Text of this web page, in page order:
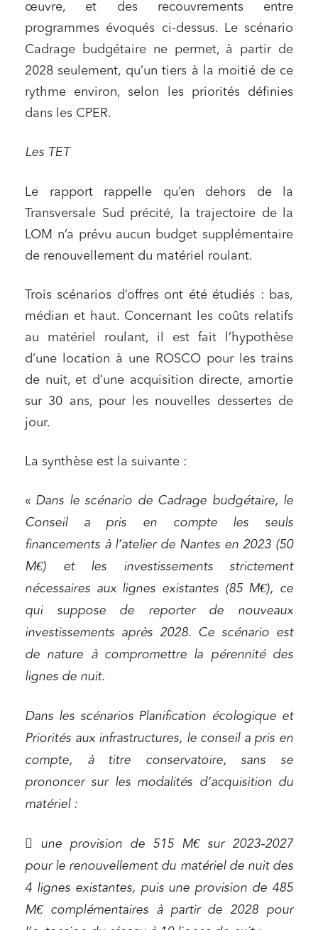
œuvre, et des recouvrements entre
programmes évoqués ci-dessus. Le scénario
Cadrage budgétaire ne permet, à partir de
2028 seulement, qu’un tiers à la moitié de ce
rythme environ, selon les priorités définies
dans les CPER.
Les TET
Le rapport rappelle qu’en dehors de la
Transversale Sud précité, la trajectoire de la
LOM n’a prévu aucun budget supplémentaire
de renouvellement du matériel roulant.
Trois scénarios d’offres ont été étudiés : bas,
médian et haut. Concernant les coûts relatifs
au matériel roulant, il est fait l’hypothèse
d’une location à une ROSCO pour les trains
de nuit, et d’une acquisition directe, amortie
sur 30 ans, pour les nouvelles dessertes de
jour.
La synthèse est la suivante :
« Dans le scénario de Cadrage budgétaire, le
Conseil a pris en compte les seuls
financements à l’atelier de Nantes en 2023 (50
M€) et les investissements strictement
nécessaires aux lignes existantes (85 M€), ce
qui suppose de reporter de nouveaux
investissements après 2028. Ce scénario est
de nature à compromettre la pérennité des
lignes de nuit.
Dans les scénarios Planification écologique et
Priorités aux infrastructures, le conseil a pris en
compte, à titre conservatoire, sans se
prononcer sur les modalités d’acquisition du
matériel :
 une provision de 515 M€ sur 2023-2027
pour le renouvellement du matériel de nuit des
4 lignes existantes, puis une provision de 485
M€ complémentaires à partir de 2028 pour